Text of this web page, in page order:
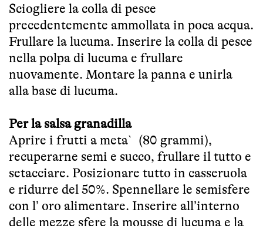
Sciogliere la colla di pesce
precedentemente ammollata in poca acqua.
Frullare la lucuma. Inserire la colla di pesce
nella polpa di lucuma e frullare
nuovamente. Montare la panna e unirla
alla base di lucuma.
Per la salsa granadilla
Aprire i frutti a meta` (80 grammi),
recuperarne semi e succo, frullare il tutto e
setacciare. Posizionare tutto in casseruola
e ridurre del 50%. Spennellare le semisfere
con l’ oro alimentare. Inserire all’interno
delle mezze sfere la mousse di lucuma e la